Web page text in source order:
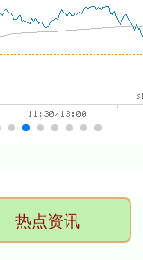
热点资讯